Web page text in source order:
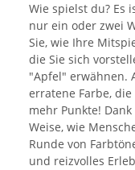
Wie spielst du? Es
nur ein oder zwei
Sie, wie Ihre
die Sie sich
"Apfel" erwähnen.
erratene Farbe,
mehr Punkte!
Weise, wie
Runde von
und reizvolles